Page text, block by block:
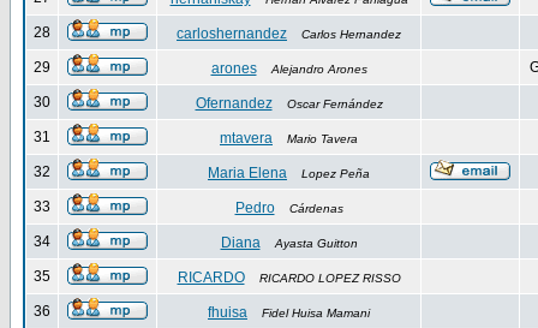
28 carloshernandez Carlos Hernandez
29 arones Alejandro Arones
30 Ofernandez Oscar Fernández
31 mtavera Mario Tavera
32 Maria Elena Lopez Peña
33 Pedro Cárdenas
34 Diana Ayasta Guitton
35 RICARDO RICARDO LOPEZ RISSO
36 fhuisa Fidel Huisa Mamani